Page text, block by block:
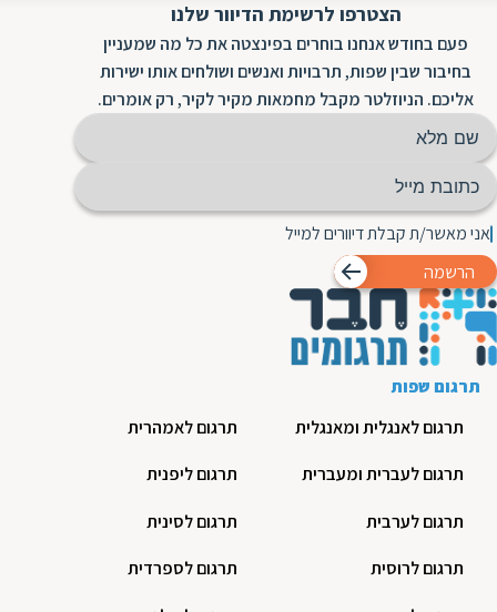
הצטרפו לרשימת הדיוור שלנו
פעם בחודש אנחנו בוחרים בפינצטה את כל מה שמעניין
בחיבור שבין שפות, תרבויות ואנשים ושולחים אותו ישירות
אליכם. הניוזלטר מקבל מחמאות מקיר לקיר, רק אומרים.
אני מאשר/ת קבלת דיוורים למייל
הרשמה
תרגום שפות
תרגום לאנגלית ומאנגלית
תרגום לעברית ומעברית
תרגום לערבית
תרגום לרוסית
תרגום לאמהרית
תרגום ליפנית
תרגום לסינית
תרגום לספרדית